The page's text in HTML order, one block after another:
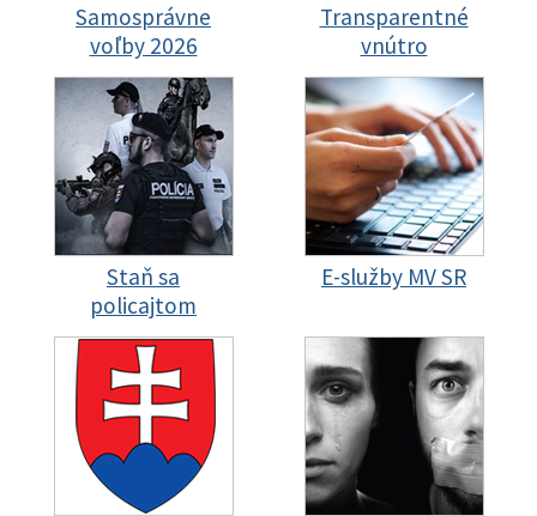
Samosprávne
voľby 2026
Transparentné
vnútro
Staň sa
policajtom
E-služby MV SR